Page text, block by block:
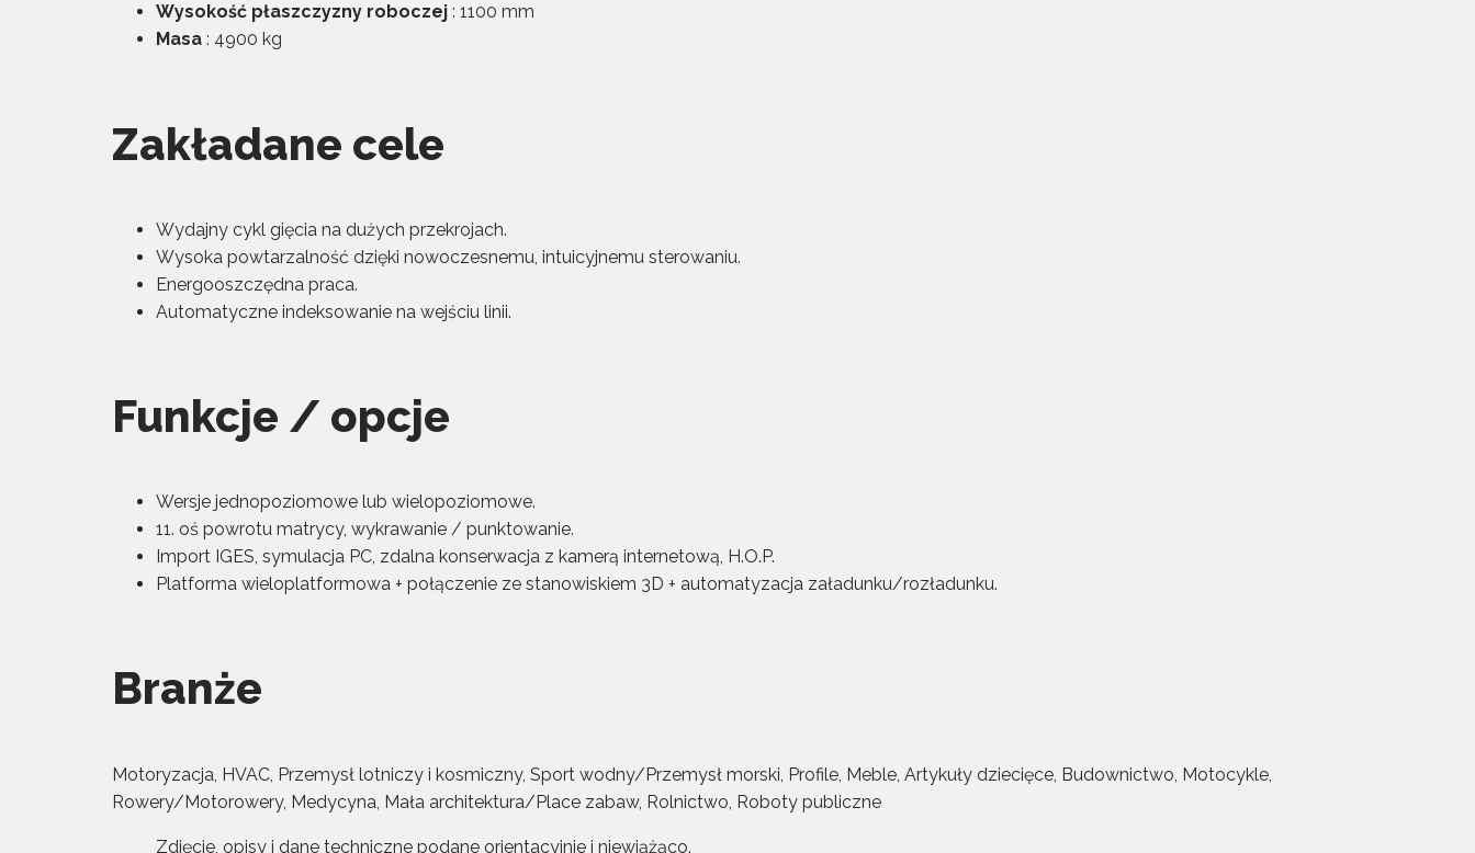
Wysokość płaszczyzny roboczej : 1100 mm
Masa : 4900 kg
Zakładane cele
Wydajny cykl gięcia na dużych przekrojach.
Wysoka powtarzalność dzięki nowoczesnemu, intuicyjnemu sterowaniu.
Energooszczędna praca.
Automatyczne indeksowanie na wejściu linii.
Funkcje / opcje
Wersje jednopoziomowe lub wielopoziomowe.
11. oś powrotu matrycy, wykrawanie / punktowanie.
Import IGES, symulacja PC, zdalna konserwacja z kamerą internetową, H.O.P.
Platforma wieloplatformowa + połączenie ze stanowiskiem 3D + automatyzacja załadunku/rozładunku.
Branże
Motoryzacja, HVAC, Przemysł lotniczy i kosmiczny, Sport wodny/Przemysł morski, Profile, Meble, Artykuły dziecięce, Budownictwo, Motocykle,
Rowery/Motorowery, Medycyna, Mała architektura/Place zabaw, Rolnictwo, Roboty publiczne
Zdjęcie, opisy i dane techniczne podane orientacyjnie i niewiążąco.